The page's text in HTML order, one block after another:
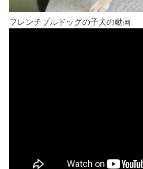
フレンチブルドッグの子犬の動画